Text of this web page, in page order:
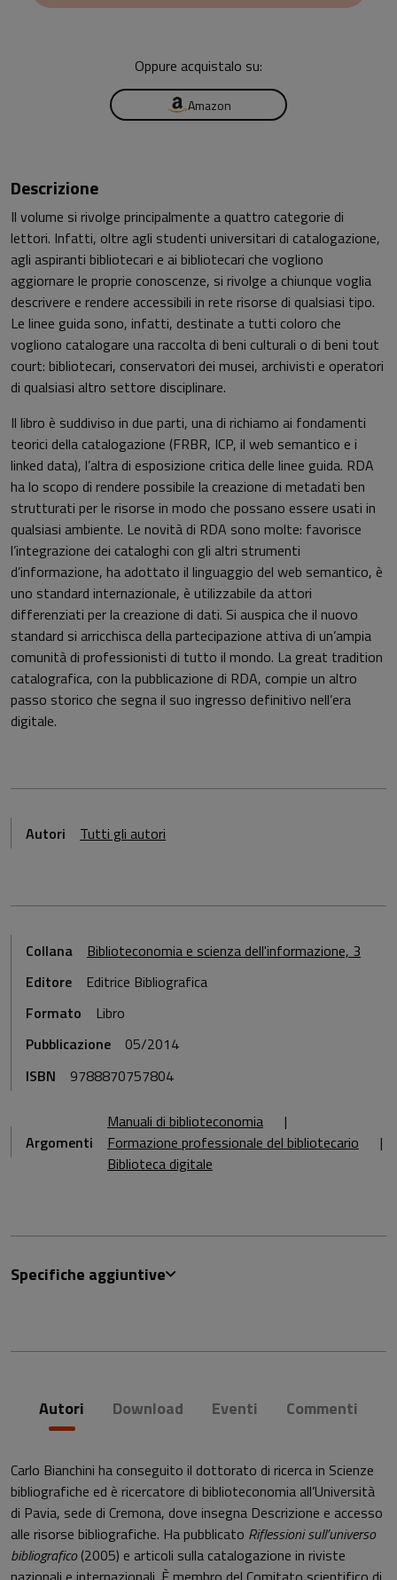
Oppure acquistalo su:
Amazon
Descrizione
Il volume si rivolge principalmente a quattro categorie di
lettori. Infatti, oltre agli studenti universitari di catalogazione,
agli aspiranti bibliotecari e ai bibliotecari che vogliono
aggiornare le proprie conoscenze, si rivolge a chiunque voglia
descrivere e rendere accessibili in rete risorse di qualsiasi tipo.
Le linee guida sono, infatti, destinate a tutti coloro che
vogliono catalogare una raccolta di beni culturali o di beni tout
court: bibliotecari, conservatori dei musei, archivisti e operatori
di qualsiasi altro settore disciplinare.
Il libro è suddiviso in due parti, una di richiamo ai fondamenti
teorici della catalogazione (FRBR, ICP, il web semantico e i
linked data), l’altra di esposizione critica delle linee guida. RDA
ha lo scopo di rendere possibile la creazione di metadati ben
strutturati per le risorse in modo che possano essere usati in
qualsiasi ambiente. Le novità di RDA sono molte: favorisce
l’integrazione dei cataloghi con gli altri strumenti
d’informazione, ha adottato il linguaggio del web semantico, è
uno standard internazionale, è utilizzabile da attori
differenziati per la creazione di dati. Si auspica che il nuovo
standard si arricchisca della partecipazione attiva di un’ampia
comunità di professionisti di tutto il mondo. La great tradition
catalografica, con la pubblicazione di RDA, compie un altro
passo storico che segna il suo ingresso definitivo nell’era
digitale.
Autori Tutti gli autori
Collana
Biblioteconomia e scienza dell'informazione, 3
Editore
Editrice Bibliografica
Formato
Libro
Pubblicazione
05/2014
ISBN
9788870757804
Argomenti
Manuali di biblioteconomia
Formazione professionale del bibliotecario
Biblioteca digitale
Specifiche aggiuntive
Autori Download Eventi Commenti
Carlo Bianchini ha conseguito il dottorato di ricerca in Scienze
bibliografiche ed è ricercatore di biblioteconomia all’Università
di Pavia, sede di Cremona, dove insegna Descrizione e accesso
alle risorse bibliografiche. Ha pubblicato Riflessioni sull’universo
bibliografico(2005) e articoli sulla catalogazione in riviste